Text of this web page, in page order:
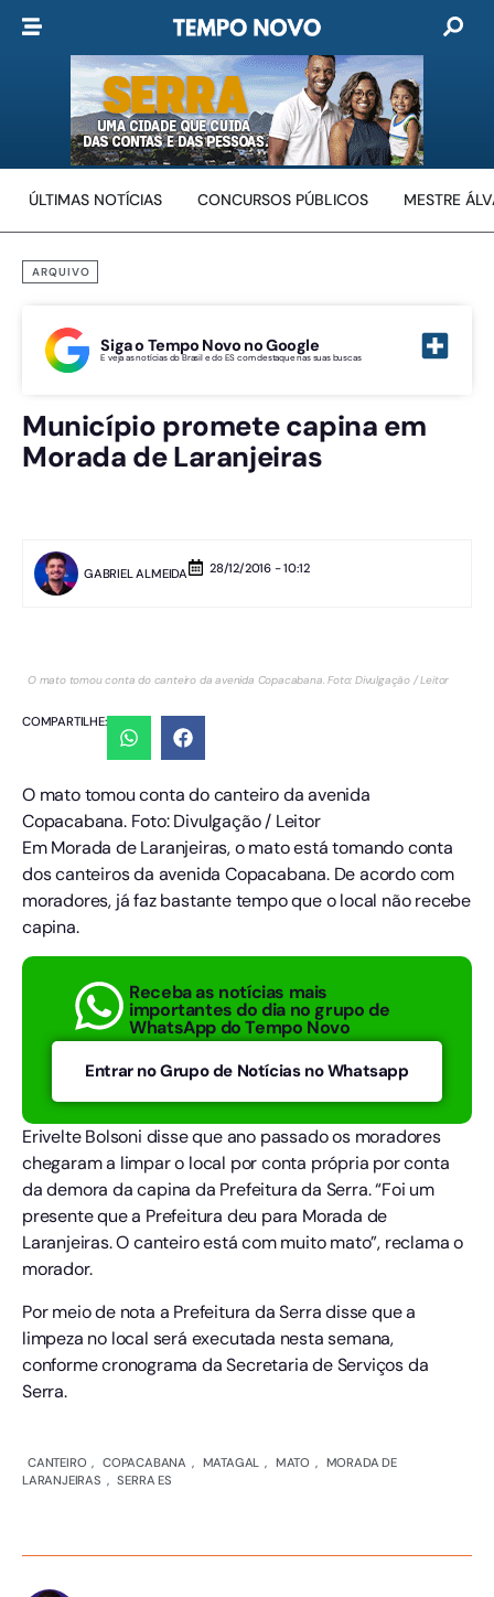
ÚLTIMAS NOTÍCIAS CONCURSOS PÚBLICOS MESTRE
ARQUIVO
Siga o Tempo Novo no Google
E veja as notícias do Brasil e do ES com destaque nas suas buscas
Município promete capina em
Morada de Laranjeiras
GABRIEL ALMEIDA 28/12/2016 - 10:12
O mato tomou conta do canteiro da avenida Copacabana. Foto: Divulgação / Leitor
COMPARTILHE:
O mato tomou conta do canteiro da avenida
Copacabana. Foto: Divulgação / Leitor
Em Morada de Laranjeiras, o mato está tomando conta
dos canteiros da avenida Copacabana. De acordo com
moradores, já faz bastante tempo que o local não recebe
capina.
Receba as notícias mais
importantes do dia no grupo de
WhatsApp do Tempo Novo
Entrar no Grupo de Notícias no Whatsapp
Erivelte Bolsoni disse que ano passado os moradores
chegaram a limpar o local por conta própria por conta
da demora da capina da Prefeitura da Serra. “Foi um
presente que a Prefeitura deu para Morada de
Laranjeiras. O canteiro está com muito mato”, reclama o
morador.
Por meio de nota a Prefeitura da Serra disse que a
limpeza no local será executada nesta semana,
conforme cronograma da Secretaria de Serviços da
Serra.
CANTEIRO , COPACABANA , MATAGAL , MATO , MORADA DE
LARANJEIRAS , SERRA ES